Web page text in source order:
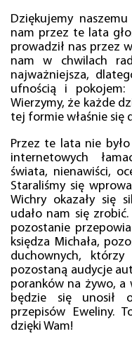
Dziękujemy
nam przez te lata
prowadził nas przez
nam w chwilach
najważniejsza,
ufnością i pokojem:
Wierzymy, że każde
tej formie właśnie się
Przez te lata nie
internetowych
świata, nienawiści,
Staraliśmy się
Wichry okazały się
udało nam się zrobić.
pozostanie
księdza Michała,
duchownych,
pozostaną audycje
poranków na żywo, a
będzie się unosił
przepisów Eweliny.
dzięki Wam!